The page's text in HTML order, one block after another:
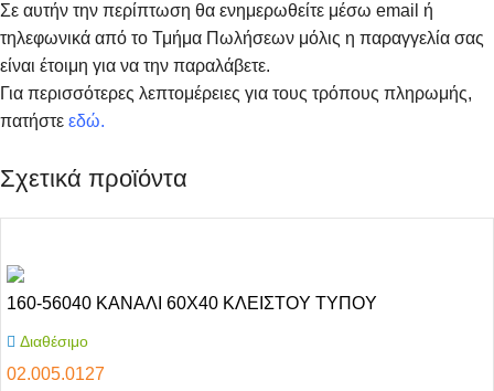
Σε αυτήν την περίπτωση θα ενημερωθείτε μέσω email ή
τηλεφωνικά από το Τμήμα Πωλήσεων μόλις η παραγγελία σας
είναι έτοιμη για να την παραλάβετε.
Για περισσότερες λεπτομέρειες για τους τρόπους πληρωμής,
πατήστε εδώ.
Σχετικά προϊόντα
160-56040 KANAΛI 60X40 KΛEIΣTOY TYΠOY
Διαθέσιμο
02.005.0127